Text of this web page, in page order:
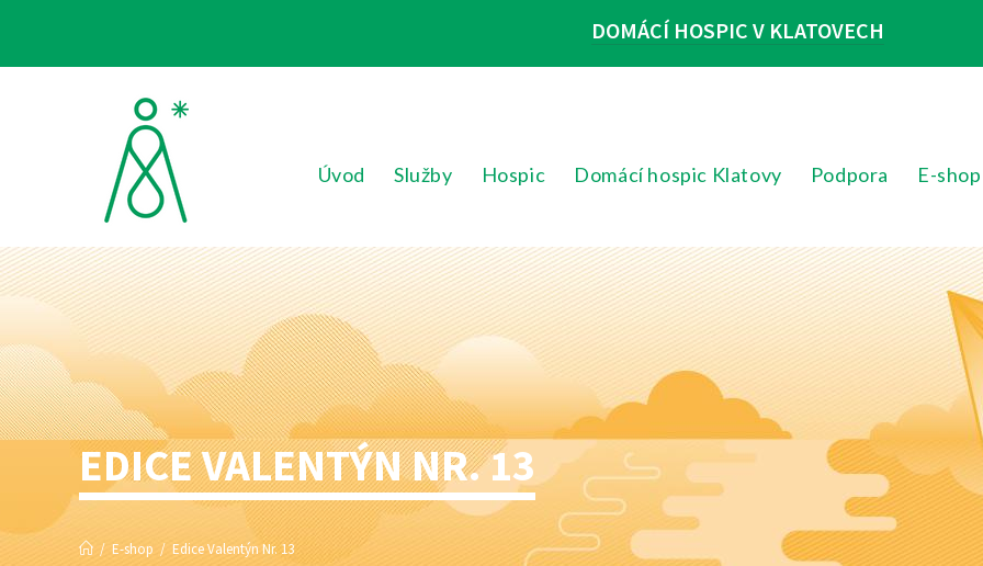
DOMÁCÍ HOSPIC V KLATOVECH
Úvod Služby Hospic Domácí hospic Klatovy Podpora E-shop
EDICE VALENTÝN NR. 13
/ E-shop / Edice Valentýn Nr. 13